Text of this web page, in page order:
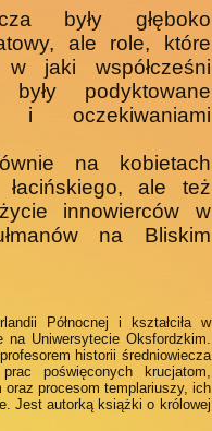
były głęboko
ale role, które
jaki współcześni
podyktowane
i oczekiwaniami
na kobietach
ale też
innowierców w
na Bliskim
Północnej i kształciła w
Uniwersytecie Oksfordzkim.
historii średniowiecza
poświęconych krucjatom,
procesom templariuszy, ich
Jest autorką książki o królowej